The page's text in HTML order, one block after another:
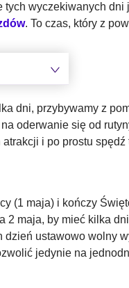
tych wyczekiwanych dni
. To czas, który z
dni, przybywamy z
oderwanie się od
i po prostu
(1 maja) i kończy
2 maja, by mieć kilka
ustawowo wolny
jedynie na